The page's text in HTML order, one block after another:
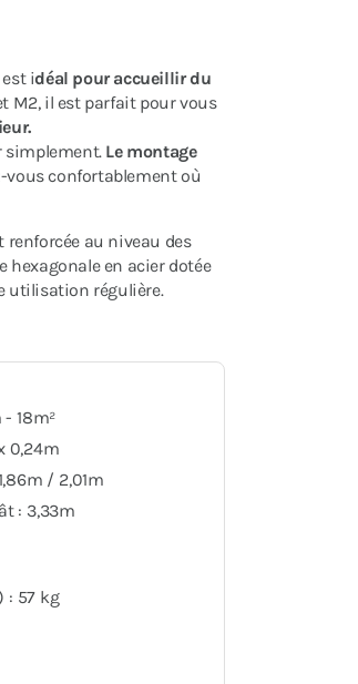
est idéal pour accueillir du
M2, il est parfait pour vous
simplement. Le montage
vous confortablement où
renforcée au niveau des
hexagonale en acier dotée
utilisation régulière.
18m²
0,24m
/ 2,01m
: 3,33m
: 57 kg